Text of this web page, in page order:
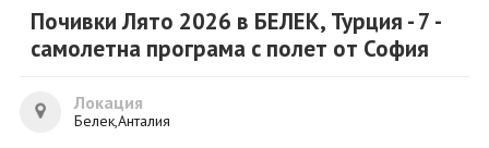
ПОЧИВКИ
ЕКЗОТИКА
Почивки Лято 2026 в БЕЛЕК, Турция - 7 -
самолетна програма с полет от София
Локация
Белек,Анталия